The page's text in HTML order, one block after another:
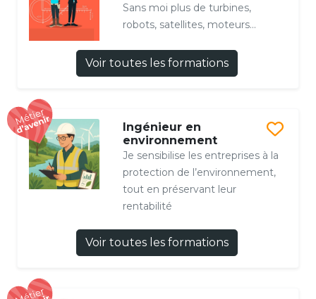
Sans moi plus de turbines,
robots, satellites, moteurs...
Voir toutes les formations
Ingénieur en
environnement
Je sensibilise les entreprises à la
protection de l’environnement,
tout en préservant leur
rentabilité
Voir toutes les formations